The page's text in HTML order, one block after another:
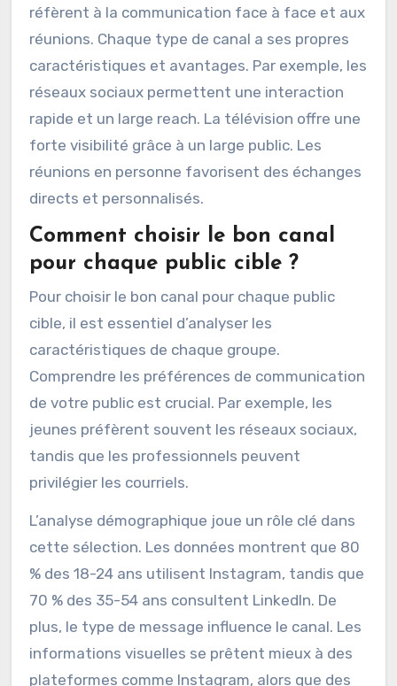
canaux traditionnels et les canaux
interpersonnels. Les canaux numériques
englobent les réseaux sociaux, les sites web et
les courriels. Les canaux traditionnels
comprennent la télévision, la radio et les
journaux. Les canaux interpersonnels se
réfèrent à la communication face à face et aux
réunions. Chaque type de canal a ses propres
réseaux sociaux permettent une interaction
rapide et un large reach. La télévision offre une
forte visibilité grâce à un large public. Les
réunions en personne favorisent des échanges
directs et personnalisés.
Comment choisir le bon canal
pour chaque public cible ?
Pour choisir le bon canal pour chaque public
cible, il est essentiel d’analyser les
Comprendre les préférences de communication
de votre public est crucial. Par exemple, les
jeunes préfèrent souvent les réseaux sociaux,
tandis que les professionnels peuvent
privilégier les courriels.
L’analyse démographique joue un rôle clé dans